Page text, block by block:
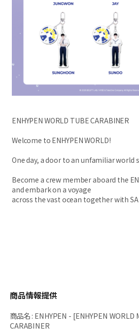
ENHYPEN WORLD TUBE CARABINER
Welcome to ENHYPEN WORLD!
One day, a door to an unfamiliar world
Become a crew member aboard the
and embark on a voyage
across the vast ocean together with
商品情報提供
商品名: ENHYPEN - [ENHYPEN WORLD
CARABINER